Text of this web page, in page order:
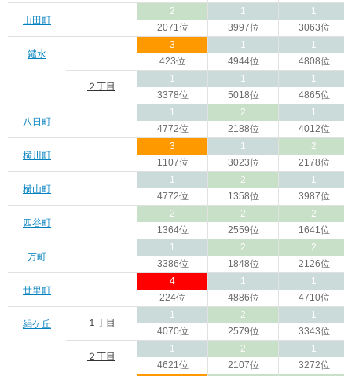
山田町
2
2071位
1
3997位
1
3063位
鑓水
3
423位
1
4944位
1
4808位
２丁目
1
3378位
1
5018位
1
4865位
八日町
1
4772位
2
2188位
1
4012位
横川町
3
1107位
1
3023位
2
2178位
横山町
1
4772位
2
1358位
1
3987位
四谷町
2
1364位
2
2559位
2
1641位
万町
1
3386位
2
1848位
2
2126位
廿里町
4
224位
1
4886位
1
4710位
絹ケ丘 １丁目
1
4070位
2
2579位
1
3343位
２丁目
1
4621位
2
2107位
1
3272位